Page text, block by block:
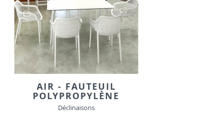
AIR - FAUTEUIL
POLYPROPYLÈNE
Déclinaisons